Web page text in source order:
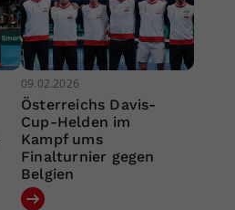
09.02.2026
Österreichs Davis-
Cup-Helden im
Kampf ums
Finalturnier gegen
Belgien